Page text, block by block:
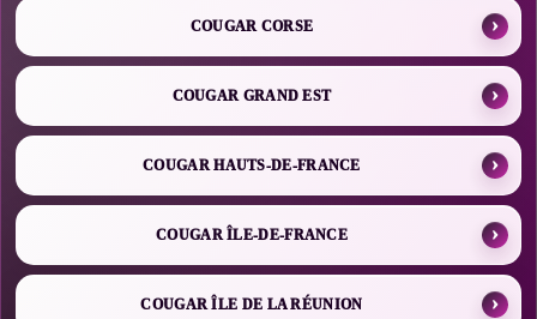
COUGAR CORSE
COUGAR GRAND EST
COUGAR HAUTS-DE-FRANCE
COUGAR ÎLE-DE-FRANCE
COUGAR ÎLE DE LA RÉUNION